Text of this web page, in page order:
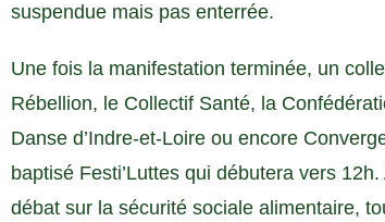
suspendue mais pas enterrée.
Une fois la manifestation terminée, un
Rébellion, le Collectif Santé, la
Danse d’Indre-et-Loire ou encore
baptisé Festi’Luttes qui débutera vers
débat sur la sécurité sociale alimentaire,